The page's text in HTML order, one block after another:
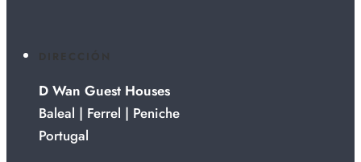
D Wan Guest Houses
Baleal | Ferrel | Peniche
Portugal